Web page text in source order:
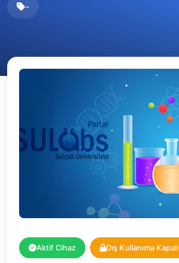
-
Aktif Cihaz Dış Kullanıma Kapalı